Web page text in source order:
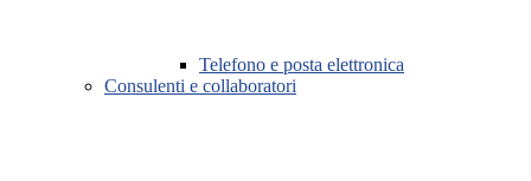
Telefono e posta elettronica
Consulenti e collaboratori